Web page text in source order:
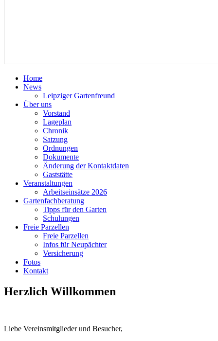
Home
News
Leipziger Gartenfreund
Über uns
Vorstand
Lageplan
Chronik
Satzung
Ordnungen
Dokumente
Änderung der Kontaktdaten
Gaststätte
Veranstaltungen
Arbeitseinsätze 2026
Gartenfachberatung
Tipps für den Garten
Schulungen
Freie Parzellen
Freie Parzellen
Infos für Neupächter
Versicherung
Fotos
Kontakt
Herzlich Willkommen
Liebe Vereinsmitglieder und Besucher,